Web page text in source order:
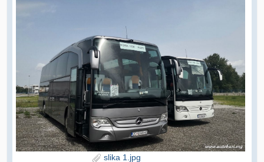
slika 1.jpg